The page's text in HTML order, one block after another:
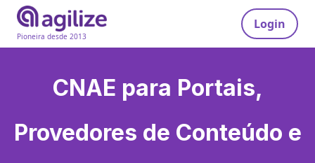
Pioneira desde 2013
Login
CNAE para Portais,
Provedores de Conteúdo e